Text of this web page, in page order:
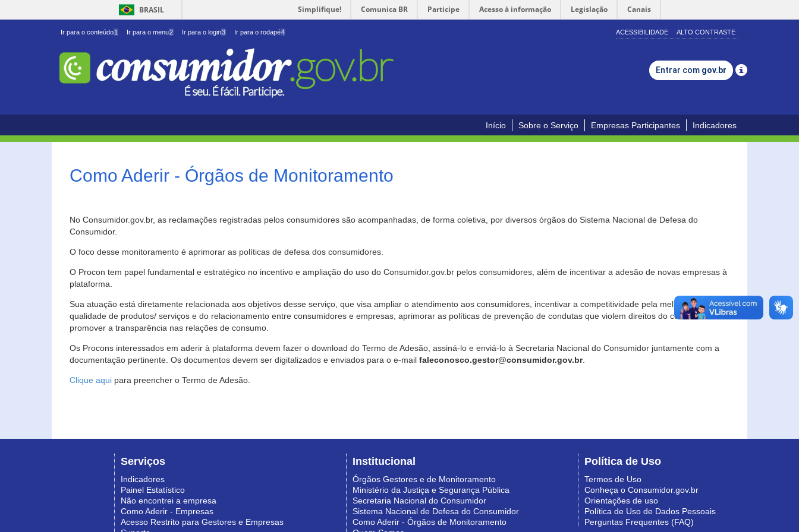
BRASIL Simplifique! Comunica BR Participe Acesso à informação Legislação Canais
Ir para o conteúdo1 Ir para o menu2 Ir para o login3 Ir para o rodapé4 ACESSIBILIDADE ALTO CONTRASTE
Entrar com gov.br
Início Sobre o Serviço Empresas Participantes Indicadores
Como Aderir - Órgãos de Monitoramento
No Consumidor.gov.br, as reclamações registradas pelos consumidores são acompanhadas, de forma coletiva, por diversos órgãos do Sistema Nacional de Defesa do
Consumidor.
O foco desse monitoramento é aprimorar as políticas de defesa dos consumidores.
O Procon tem papel fundamental e estratégico no incentivo e ampliação do uso do Consumidor.gov.br pelos consumidores, além de incentivar a adesão de novas empresas à
plataforma.
Sua atuação está diretamente relacionada aos objetivos desse serviço, que visa ampliar o atendimento aos consumidores, incentivar a competitividade pela melhoria da
qualidade de produtos/ serviços e do relacionamento entre consumidores e empresas, aprimorar as políticas de prevenção de condutas que violem direitos do consumidor e
promover a transparência nas relações de consumo.
Os Procons interessados em aderir à plataforma devem fazer o download do Termo de Adesão, assiná-lo e enviá-lo à Secretaria Nacional do Consumidor juntamente com a
documentação pertinente. Os documentos devem ser digitalizados e enviados para o e-mail faleconosco.gestor@consumidor.gov.br.
Clique aqui para preencher o Termo de Adesão.
Serviços
Indicadores
Painel Estatístico
Não encontrei a empresa
Como Aderir - Empresas
Acesso Restrito para Gestores e Empresas
Institucional
Órgãos Gestores e de Monitoramento
Ministério da Justiça e Segurança Pública
Secretaria Nacional do Consumidor
Sistema Nacional de Defesa do Consumidor
Como Aderir - Órgãos de Monitoramento
Política de Uso
Termos de Uso
Conheça o Consumidor.gov.br
Orientações de uso
Política de Uso de Dados Pessoais
Perguntas Frequentes (FAQ)